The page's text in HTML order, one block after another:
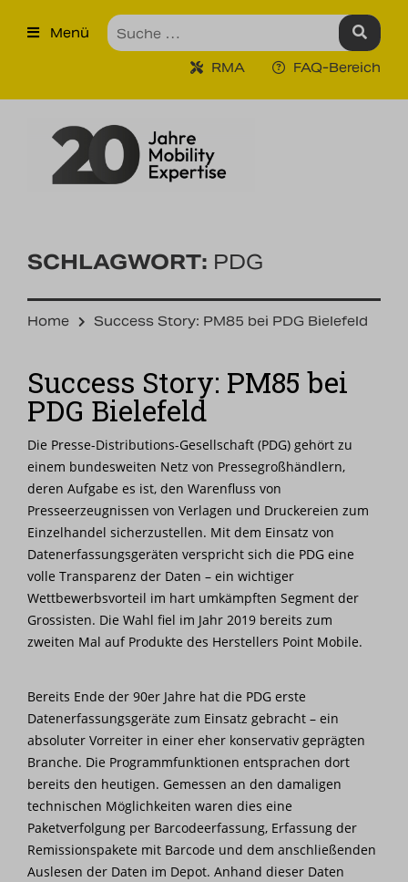
×
Robuste Industrie-Tablet PCs
Ruggedized Industrie
Handhelds
Kontakt
Nachrichten
Karriere
Menü
RMA FAQ-Bereich
SCHLAGWORT: PDG
Home Success Story: PM85 bei PDG Bielefeld
Success Story: PM85 bei
PDG Bielefeld
Die Presse-Distributions-Gesellschaft (PDG) gehört zu
einem bundesweiten Netz von Pressegroßhändlern,
deren Aufgabe es ist, den Warenfluss von
Presseerzeugnissen von Verlagen und Druckereien zum
Einzelhandel sicherzustellen. Mit dem Einsatz von
Datenerfassungsgeräten verspricht sich die PDG eine
volle Transparenz der Daten – ein wichtiger
Wettbewerbsvorteil im hart umkämpften Segment der
Grossisten. Die Wahl fiel im Jahr 2019 bereits zum
zweiten Mal auf Produkte des Herstellers Point Mobile.
Bereits Ende der 90er Jahre hat die PDG erste
Datenerfassungsgeräte zum Einsatz gebracht – ein
absoluter Vorreiter in einer eher konservativ geprägten
Branche. Die Programmfunktionen entsprachen dort
bereits den heutigen. Gemessen an den damaligen
technischen Möglichkeiten waren dies eine
Paketverfolgung per Barcodeerfassung, Erfassung der
Remissionspakete mit Barcode und dem anschließenden
Auslesen der Daten im Depot. Anhand dieser Daten